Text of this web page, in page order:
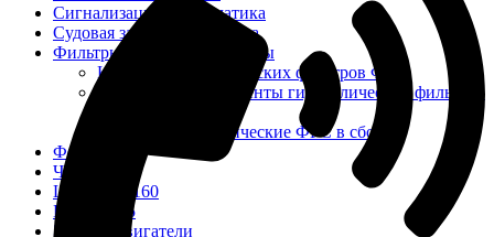
Сигнализация и автоматика
Судовая запорная арматура
Фильтры и фильтроэлементы
Корпусы гидравлических фильтров ФГС
Фильтрующие элементы гидравлических фильтров
Фильтры гидравлические ФГС в сборе
Фонари
ЧН 25/34
Шкода 6S-160
Шкода-275
Электродвигатели